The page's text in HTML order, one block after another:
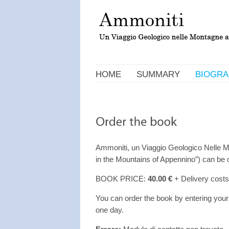
HOME SUMMARY
Ammoniti, un Viaggio Geologico Nelle
in the Mountains of Appennino”) can be
BOOK PRICE: 40.00 € + Delivery costs
You can order the book by entering
one day.